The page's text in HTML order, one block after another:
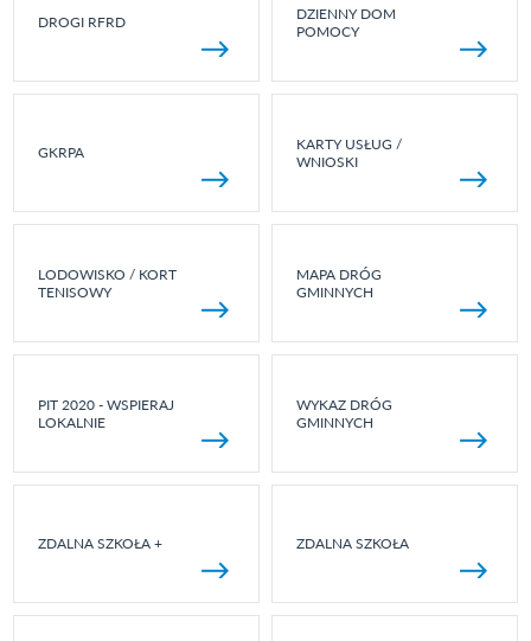
DROGI RFRD
DZIENNY DOM
POMOCY
GKRPA
KARTY USŁUG /
WNIOSKI
LODOWISKO / KORT
TENISOWY
MAPA DRÓG
GMINNYCH
PIT 2020 - WSPIERAJ
LOKALNIE
WYKAZ DRÓG
GMINNYCH
ZDALNA SZKOŁA + ZDALNA SZKOŁA